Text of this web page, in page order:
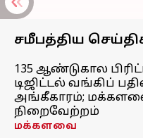
சமீபத்திய
135 ஆண்டுகால
டிஜிட்டல் வங்கிப்
அங்கீகாரம்;
நிறைவேற்றம்
மக்களவை